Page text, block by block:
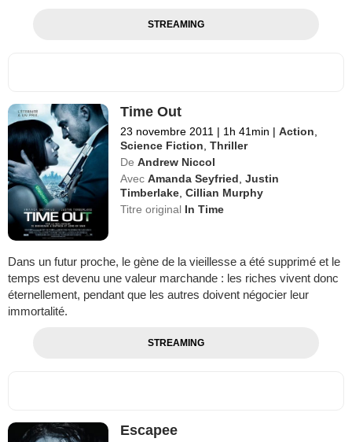
STREAMING
Time Out
23 novembre 2011 | 1h 41min | Action
Science Fiction ,Thriller
De Andrew Niccol
Avec Amanda Seyfried ,Justin
Timberlake ,Cillian Murphy
Titre original In Time
Dans un futur proche, le gène de la vieillesse a été supprimé et le
temps est devenu une valeur marchande : les riches vivent donc
éternellement, pendant que les autres doivent négocier leur
immortalité.
STREAMING
Escapee